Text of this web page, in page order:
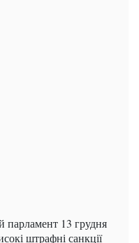
парламент 13 грудня
штрафні санкції